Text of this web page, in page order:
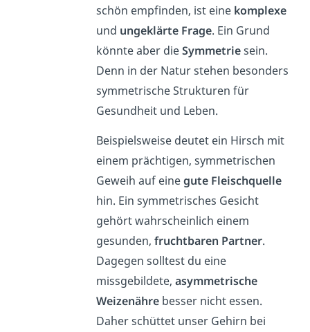
schön empfinden, ist eine komplexe
und ungeklärte Frage. Ein Grund
könnte aber dieSymmetriesein.
Denn in der Natur stehen besonders
symmetrische Strukturen für
Gesundheit und Leben.
Beispielsweise deutet ein Hirsch mit
einem prächtigen, symmetrischen
Geweih auf einegute Fleischquelle
hin. Ein symmetrisches Gesicht
gehört wahrscheinlich einem
gesunden, fruchtbaren Partner.
Dagegen solltest du eine
missgebildete, asymmetrische
Weizenährebesser nicht essen.
Daher schüttet unser Gehirn bei